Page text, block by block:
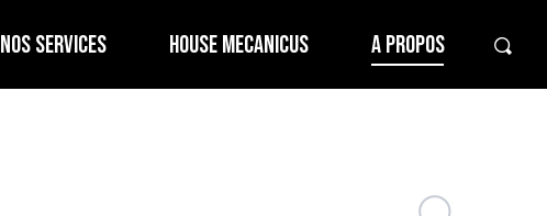
NOS SERVICES HOUSE MECANICUS A PROPOS